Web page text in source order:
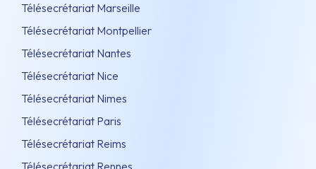
Télésecrétariat Marseille
Télésecrétariat Montpellier
Télésecrétariat Nantes
Télésecrétariat Nice
Télésecrétariat Nimes
Télésecrétariat Paris
Télésecrétariat Reims